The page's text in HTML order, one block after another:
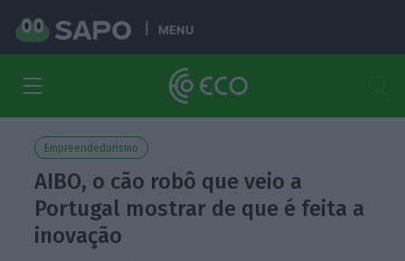
MENU
Empreendedorismo
AIBO, o cão robô que veio a
Portugal mostrar de que é feita a
inovação